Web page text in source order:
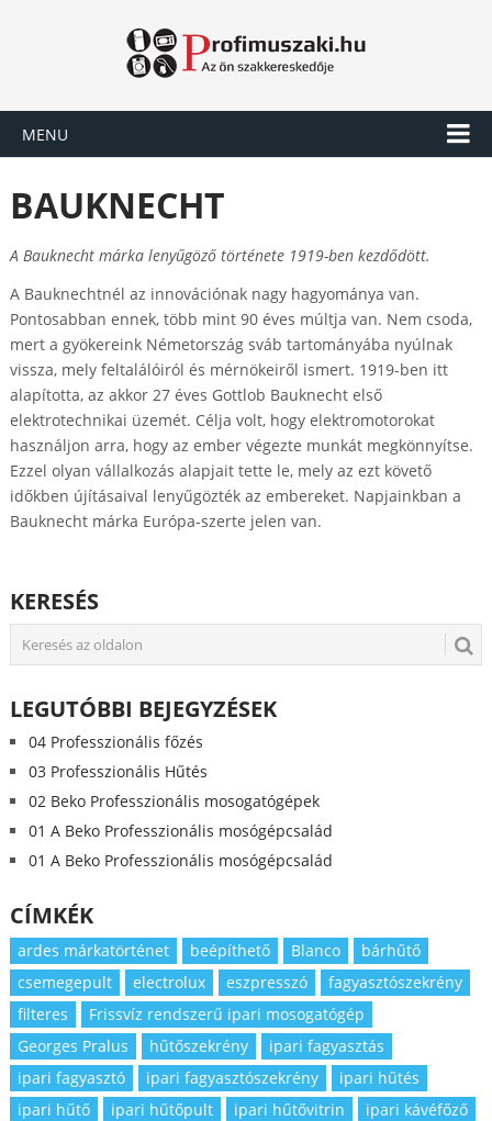
MENU
BAUKNECHT
A Bauknecht márka lenyűgöző története 1919-ben kezdődött.
A Bauknechtnél az innovációnak nagy hagyománya van.
Pontosabban ennek, több mint 90 éves múltja van. Nem csoda,
mert a gyökereink Németország sváb tartományába nyúlnak
vissza, mely feltalálóiról és mérnökeiről ismert. 1919-ben itt
alapította, az akkor 27 éves Gottlob Bauknecht első
elektrotechnikai üzemét. Célja volt, hogy elektromotorokat
használjon arra, hogy az ember végezte munkát megkönnyítse.
Ezzel olyan vállalkozás alapjait tette le, mely az ezt követő
időkben újításaival lenyűgözték az embereket. Napjainkban a
Bauknecht márka Európa-szerte jelen van.
KERESÉS
LEGUTÓBBI BEJEGYZÉSEK
04 Professzionális főzés
03 Professzionális Hűtés
02 Beko Professzionális mosogatógépek
01 A Beko Professzionális mosógépcsalád
01 A Beko Professzionális mosógépcsalád
CÍMKÉK
ardes márkatörténet beépíthető Blanco
bárhűtő
csemegepult
electrolux eszpresszó
fagyasztószekrény
filteres
Frissvíz rendszerű ipari mosogatógép
Georges Pralus
hűtőszekrény
ipari fagyasztás
ipari fagyasztó
ipari fagyasztószekrény
ipari hűtés
ipari hűtő
ipari hűtőpult ipari hűtővitrin
ipari kávéfőző